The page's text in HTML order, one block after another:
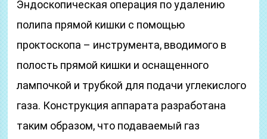
Эндоскопическая операция по удалению
полипа прямой кишки с помощью
проктоскопа – инструмента, вводимого в
полость прямой кишки и оснащенного
лампочкой и трубкой для подачи углекислого
газа. Конструкция аппарата разработана
таким образом, что подаваемый газ